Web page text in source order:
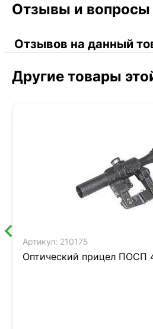
Отзывы и
Отзывов на данный
Другие товары
Артикул: 210175
Оптический прицел ПОСП